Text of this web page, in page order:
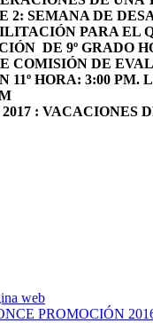
2: SEMANA DE
PARA EL
DE 9º GRADO
COMISIÓN DE
11º HORA: 3:00
: VACACIONES
web
PROMOCIÓN